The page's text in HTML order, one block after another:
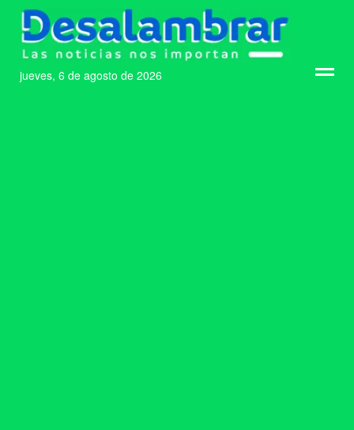
jueves, 6 de agosto de 2026